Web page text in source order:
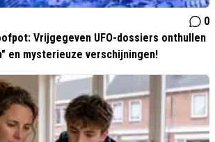
0
Vrijgegeven UFO-dossiers onthullen
en mysterieuze verschijningen!